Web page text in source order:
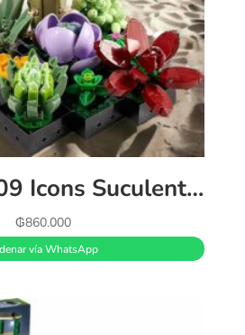
LEGO 10309 Icons Suculentas, Maqueta de Plantas Artificiales para Construir, Decoración para Casa, Manualidades para Adultos, Colección Botanical, Kit de Ramo de Flores, Regalo para Mujeres y Hombres
₲860.000
vía WhatsApp